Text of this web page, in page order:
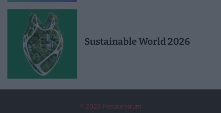
Sustainable World 2026
© 2026 Pénzcentrum